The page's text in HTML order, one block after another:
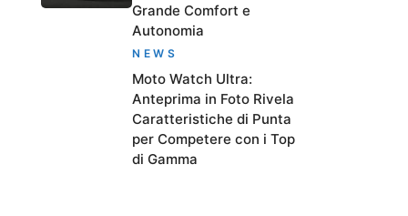
Grande Comfort e
Autonomia
NEWS
Moto Watch Ultra:
Anteprima in Foto Rivela
Caratteristiche di Punta
per Competere con i Top
di Gamma